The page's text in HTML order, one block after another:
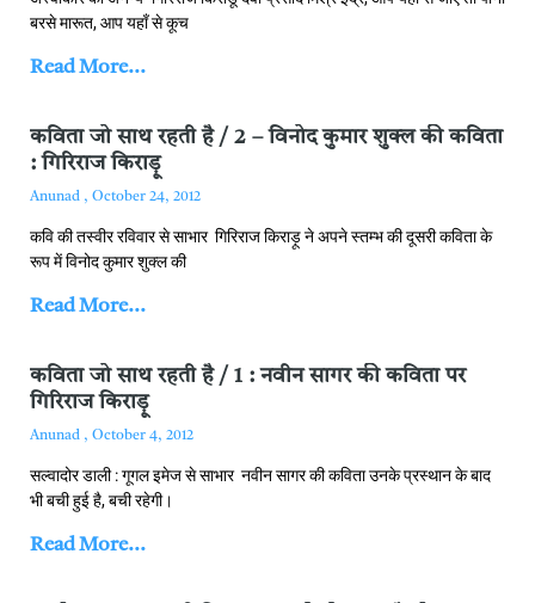
बरसे मारूत, आप यहाँ से कूच
Read More...
कविता जो साथ रहती है / 2 – विनोद कुमार शुक्‍ल की कविता
: गिरिराज किराड़ू
Anunad October 24, 2012
कवि की तस्‍वीर रविवार से साभार गिरिराज किराड़ू ने अपने स्‍तम्‍भ की दूसरी कविता के
रूप में विनोद कुमार शुक्‍ल की
Read More...
कविता जो साथ रहती है / 1 : नवीन सागर की कविता पर
गिरिराज किराड़ू
Anunad October 4, 2012
सल्वादोर डाली : गूगल इमेज से साभार नवीन सागर की कविता उनके प्रस्‍थान के बाद
भी बची हुई है, बची रहेगी।
Read More...